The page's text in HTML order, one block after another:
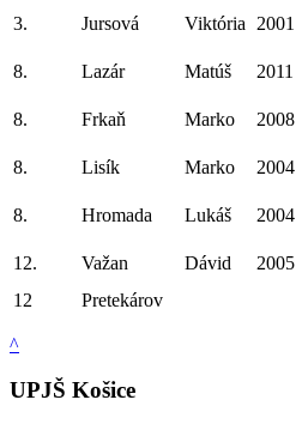
3. Jursová Viktória 2001
8. Lazár Matúš 2011
8. Frkaň Marko 2008
8. Lisík Marko 2004
8. Hromada Lukáš 2004
12. Važan Dávid 2005
12
Pretekárov
^
UPJŠ Košice